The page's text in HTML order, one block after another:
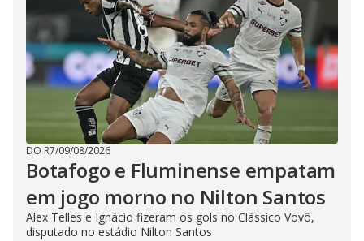
DO R7/09/08/2026
Botafogo e Fluminense empatam
em jogo morno no Nilton Santos
Alex Telles e Ignácio fizeram os gols no Clássico Vovô,
disputado no estádio Nilton Santos